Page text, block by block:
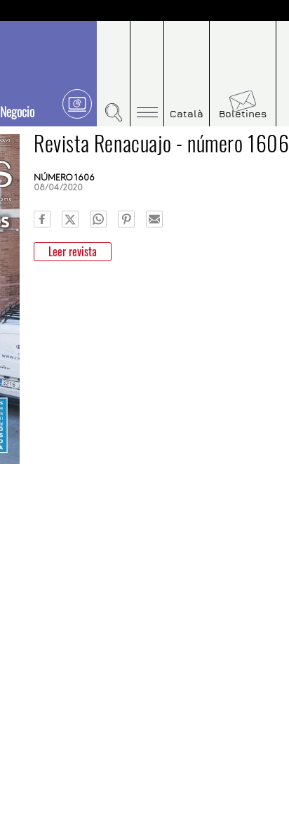
Negocio Català Boletines
Revista Renacuajo - número 1606
NÚMERO 1606
08/04/2020
Leer revista